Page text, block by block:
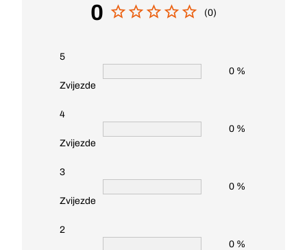
0 (0)
5
Zvijezde
0 %
4
Zvijezde
0 %
3
Zvijezde
0 %
2
0 %